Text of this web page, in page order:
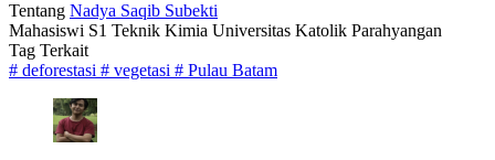
Tentang Nadya Saqib Subekti
Mahasiswi S1 Teknik Kimia Universitas Katolik Parahyangan
Tag Terkait
# deforestasi # vegetasi # Pulau Batam